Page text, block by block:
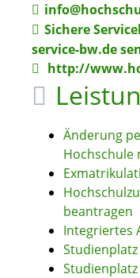
Sichere
service-bw.de
http://
Änderung
Hochschule
beantragen
Integriertes